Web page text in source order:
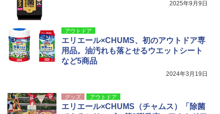
2025年9月9日
アウトドア
エリエール×CHUMS、初のアウトドア専
用品。油汚れも落とせるウエットシート
など5商品
2024年3月19日
グッズ アウトドア
エリエール×CHUMS（チャムス）「除菌